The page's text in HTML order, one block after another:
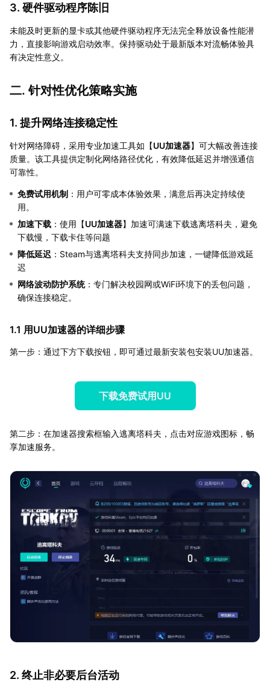
3. 硬件驱动程序陈旧
未能及时更新的显卡或其他硬件驱动程序无法完全释放设备性能潜
力，直接影响游戏启动效率。保持驱动处于最新版本对流畅体验具
有决定性意义。
二. 针对性优化策略实施
1. 提升网络连接稳定性
针对网络障碍，采用专业加速工具如【UU加速器】可大幅改善连接
质量。该工具提供定制化网络路径优化，有效降低延迟并增强通信
可靠性。
免费试用机制 ：用户可零成本体验效果，满意后再决定持续使
用。
加速下载 ：使用【UU加速器】加速可满速下载逃离塔科夫，避免
下载慢，下载卡住等问题
降低延迟 ：Steam与逃离塔科夫支持同步加速，一键降低游戏延
迟
网络波动防护系统：专门解决校园网或WiFi环境下的丢包问题，
确保连接稳定。
1.1 用UU加速器的详细步骤
第一步：通过下方下载按钮，即可通过最新安装包安装UU加速器。
下载免费试用UU
第二步：在加速器搜索框输入逃离塔科夫，点击对应游戏图标，畅
享加速服务。
2. 终止非必要后台活动